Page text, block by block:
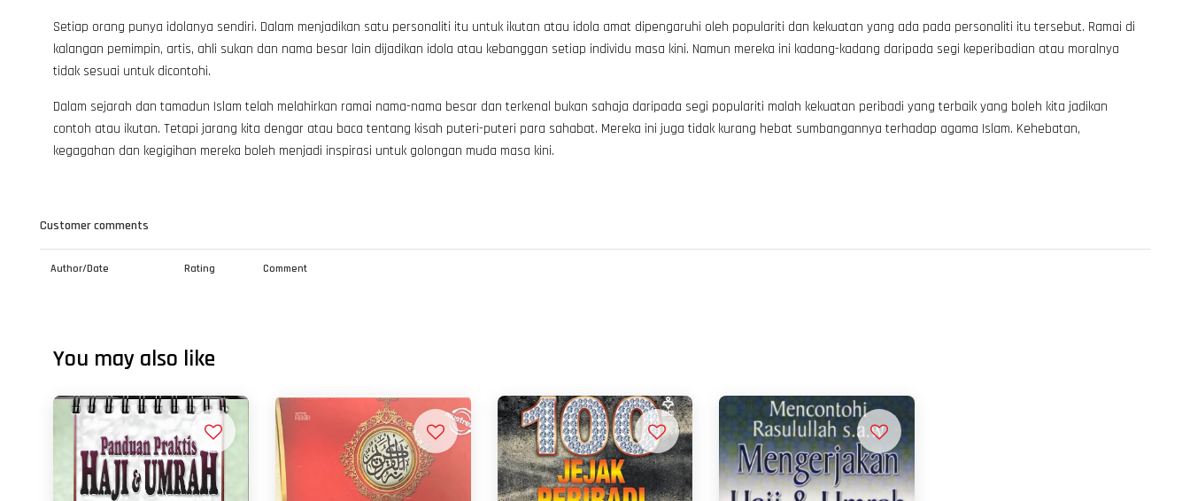
Setiap orang punya idolanya sendiri. Dalam menjadikan satu personaliti itu untuk ikutan atau idola amat dipengaruhi oleh populariti dan kekuatan yang ada pada personaliti itu tersebut. Ramai di
kalangan pemimpin, artis, ahli sukan dan nama besar lain dijadikan idola atau kebanggan setiap individu masa kini. Namun mereka ini kadang-kadang daripada segi keperibadian atau moralnya
tidak sesuai untuk dicontohi.
Dalam sejarah dan tamadun Islam telah melahirkan ramai nama-nama besar dan terkenal bukan sahaja daripada segi populariti malah kekuatan peribadi yang terbaik yang boleh kita jadikan
contoh atau ikutan. Tetapi jarang kita dengar atau baca tentang kisah puteri-puteri para sahabat. Mereka ini juga tidak kurang hebat sumbangannya terhadap agama Islam. Kehebatan,
kegagahan dan kegigihan mereka boleh menjadi inspirasi untuk golongan muda masa kini.
Customer comments
Author/Date Rating Comment
You may also like